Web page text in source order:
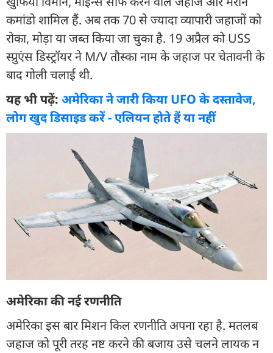
कमांडो शामिल हैं. अब तक 70 से ज्यादा व्यापारी जहाजों को
रोका, मोड़ा या जब्त किया जा चुका है. 19 अप्रैल को USS
स्प्रुएंस डिस्ट्रॉयर ने M/V तौस्का नाम के जहाज पर चेतावनी के
बाद गोली चलाई थी.
यह भी पढ़ें: अमेरिका ने जारी किया UFO के दस्तावेज,
लोग खुद डिसाइड करें - एलियन होते हैं या नहीं
अमेरिका की नई रणनीति
अमेरिका इस बार मिशन किल रणनीति अपना रहा है. मतलब
जहाज को पूरी तरह नष्ट करने की बजाय उसे चलने लायक न